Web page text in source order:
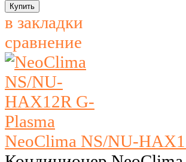
в закладки
сравнение
NeoClima NS/NU-